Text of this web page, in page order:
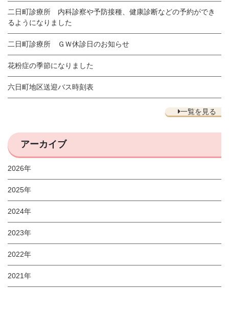
二日町診療所 内科診察や予防接種、健康診断などの予約ができ
るようになりました
二日町診療所 ＧＷ休診日のお知らせ
花粉症の季節になりました
六日町地区送迎バス時刻表
一覧を見る
アーカイブ
2026年
2025年
2024年
2023年
2022年
2021年